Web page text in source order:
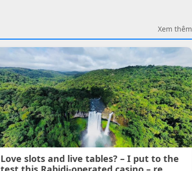
Xem thêm
Love slots and live tables? – I put to the